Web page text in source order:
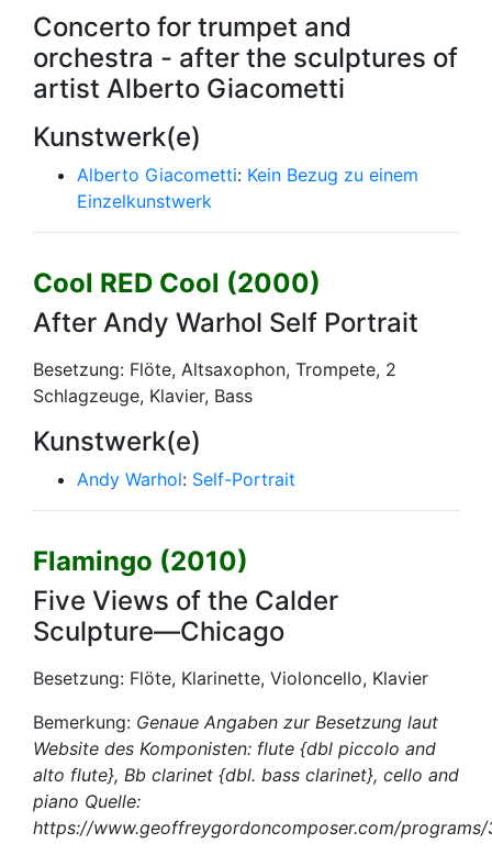
Concerto for trumpet and
orchestra - after the sculptures of
artist Alberto Giacometti
Kunstwerk(e)
Alberto Giacometti: Kein Bezug zu einem
Einzelkunstwerk
Cool RED Cool (2000)
After Andy Warhol Self Portrait
Besetzung: Flöte, Altsaxophon, Trompete, 2
Schlagzeuge, Klavier, Bass
Kunstwerk(e)
Andy Warhol: Self-Portrait
Flamingo (2010)
Five Views of the Calder
Sculpture—Chicago
Besetzung: Flöte, Klarinette, Violoncello, Klavier
Bemerkung: Genaue Angaben zur Besetzung laut
Website des Komponisten: flute {dbl piccolo and
alto flute}, Bb clarinet {dbl. bass clarinet}, cello and
piano Quelle:
https://www.geoffreygordoncomposer.com/